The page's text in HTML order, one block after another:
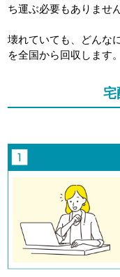
ち運ぶ必要もありません
壊れていても、どんな
を全国から回収します
宅